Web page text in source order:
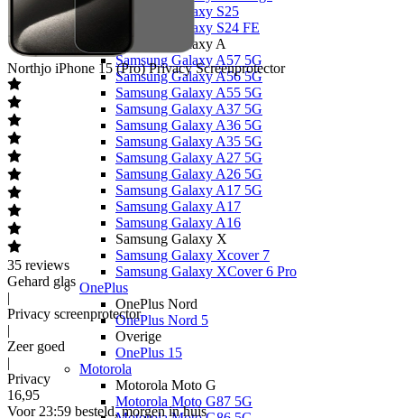
Samsung Galaxy S25
Samsung Galaxy S24 FE
Samsung Galaxy A
Samsung Galaxy A57 5G
Samsung Galaxy A56 5G
Samsung Galaxy A55 5G
Samsung Galaxy A37 5G
Samsung Galaxy A36 5G
Samsung Galaxy A35 5G
Samsung Galaxy A27 5G
Samsung Galaxy A26 5G
Samsung Galaxy A17 5G
Samsung Galaxy A17
Samsung Galaxy A16
Samsung Galaxy X
Samsung Galaxy Xcover 7
Samsung Galaxy XCover 6 Pro
OnePlus
OnePlus Nord
OnePlus Nord 5
Overige
OnePlus 15
Motorola
Motorola Moto G
Motorola Moto G87 5G
Northjo iPhone 15 (Pro) Privacy Screenprotector
35 reviews
Gehard glas
|
Privacy screenprotector
|
Zeer goed
|
Privacy
16,95
Voor 23:59 besteld, morgen in huis